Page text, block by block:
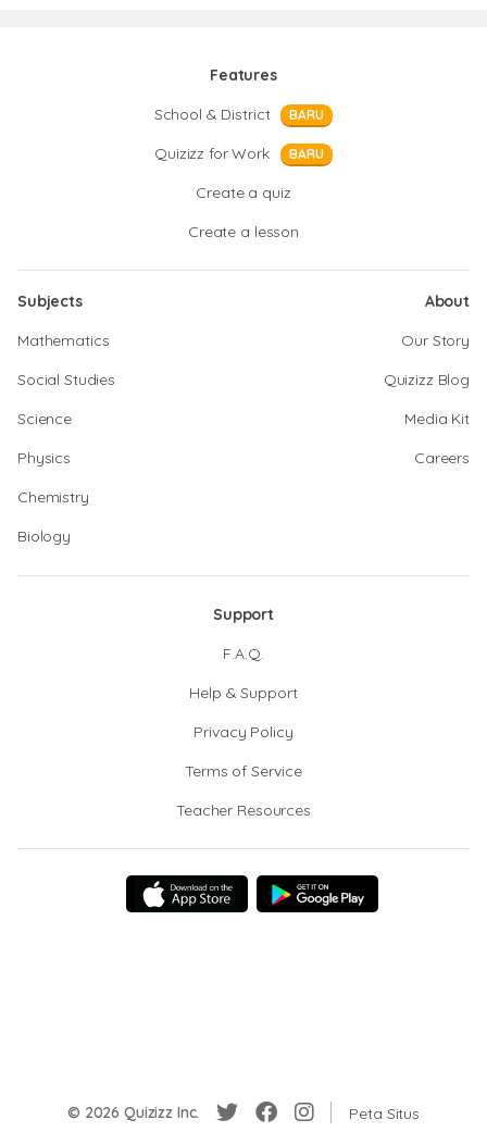
Features
School & District
BARU
Quizizz for Work BARU
Create a quiz
Create a lesson
Subjects
Mathematics
Social Studies
Science
Physics
Chemistry
Biology
About
Our Story
Quizizz Blog
Media Kit
Careers
Support
F.A.Q.
Help & Support
Privacy Policy
Terms of Service
Teacher Resources
© 2026 Quizizz Inc. Peta Situs